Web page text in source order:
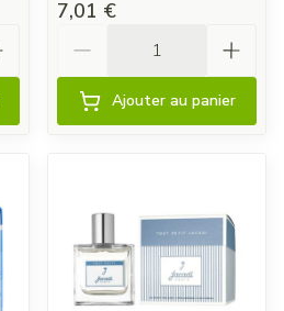
7,01 €
Ajouter au panier